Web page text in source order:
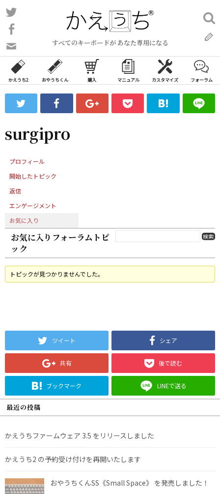
コ
ン
ン
ツ
ス
ッ
すべてのキーボードが あなた専用になる
い
合
わ
フ
ォ
ム
検
索:
かえうち2 おやうちくん 購入 マニュアル カスタマイズ フォーラム
surgipro
プロフィール
開始したトピック
返信
エンゲージメント
お気に入り
お気に入りフォーラムトピ
ック
トピックが見つかりませんでした。
ツイート シェア
共有 後で読む
ブックマーク LINEで送る
最近の投稿
かえうちファームウェア 3.5 をリリースしました
かえうち2 の予約受け付けを再開いたします
おやうちくんSS《Small Space》 を発売しました！